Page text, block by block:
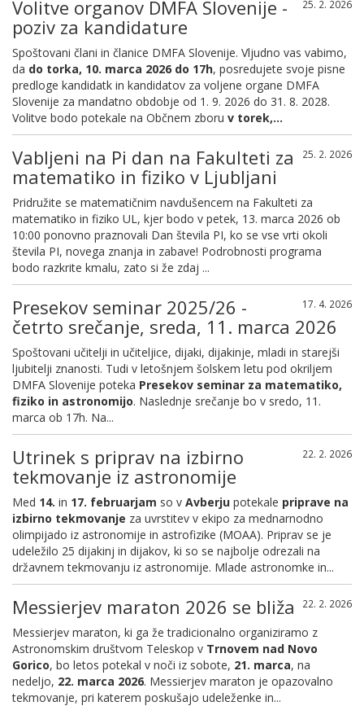
25. 2. 2026
Volitve organov DMFA Slovenije -
poziv za kandidature
Spoštovani člani in članice DMFA Slovenije. Vljudno vas vabimo,
da do torka, 10. marca 2026 do 17h, posredujete svoje pisne
predloge kandidatk in kandidatov za voljene organe DMFA
Slovenije za mandatno obdobje od 1. 9. 2026 do 31. 8. 2028.
Volitve bodo potekale na Občnem zboru v torek,...
25. 2. 2026
Vabljeni na Pi dan na Fakulteti za
matematiko in fiziko v Ljubljani
Pridružite se matematičnim navdušencem na Fakulteti za
matematiko in fiziko UL, kjer bodo v petek, 13. marca 2026 ob
10:00 ponovno praznovali Dan števila PI, ko se vse vrti okoli
števila PI, novega znanja in zabave! Podrobnosti programa
bodo razkrite kmalu, zato si že zdaj ...
17. 4. 2026
Presekov seminar 2025/26 -
četrto srečanje, sreda, 11. marca 2026
Spoštovani učitelji in učiteljice, dijaki, dijakinje, mladi in starejši
ljubitelji znanosti. Tudi v letošnjem šolskem letu pod okriljem
DMFA Slovenije poteka Presekov seminar za matematiko,
fiziko in astronomijo. Naslednje srečanje bo v sredo, 11.
marca ob 17h. Na...
22. 2. 2026
Utrinek s priprav na izbirno
tekmovanje iz astronomije
Med 14. in 17. februarjam so v Avberju potekale priprave na
izbirno tekmovanje za uvrstitev v ekipo za mednarnodno
olimpijado iz astronomije in astrofizike (MOAA). Priprav se je
udeležilo 25 dijakinj in dijakov, ki so se najbolje odrezali na
državnem tekmovanju iz astronomije. Mlade astronomke in...
22. 2. 2026
Messierjev maraton 2026 se bliža
Messierjev maraton, ki ga že tradicionalno organiziramo z
Astronomskim društvom Teleskop v Trnovem nad Novo
Gorico, bo letos potekal v noči iz sobote, 21. marca, na
nedeljo, 22. marca 2026. Messierjev maraton je opazovalno
tekmovanje, pri katerem poskušajo udeleženke in...